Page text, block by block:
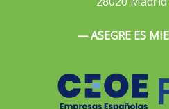
— ASEGRE ES